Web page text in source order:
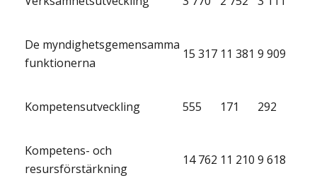
De myndighetsgemensamma
funktionerna
15 317 11 381 9 909
Kompetensutveckling 555 171 292
Kompetens- och
resursförstärkning
14 762 11 210 9 618